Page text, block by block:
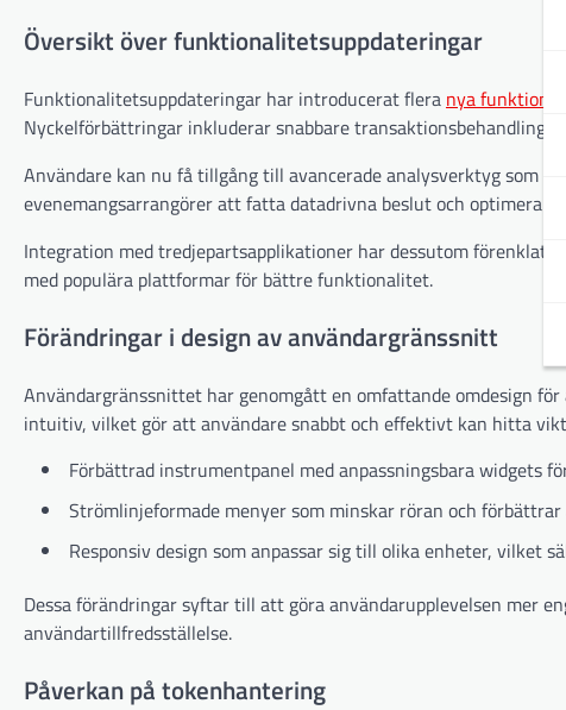
Översikt över funktionalitetsuppdateringar
Funktionalitetsuppdateringar har introducerat flera nya funktioner
Nyckelförbättringar inkluderar snabbare
Användare kan nu få tillgång till avancerade analysverktyg som
evenemangsarrangörer att fatta datadrivna beslut och optimera
Integration med tredjepartsapplikationer har dessutom
med populära plattformar för bättre funktionalitet.
Förändringar i design av användargränssnitt
Användargränssnittet har genomgått en omfattande omdesign
intuitiv, vilket gör att användare snabbt och effektivt kan hitta
Förbättrad instrumentpanel med anpassningsbara widgets
Strömlinjeformade menyer som minskar röran och
Responsiv design som anpassar sig till olika enheter, vilket
Dessa förändringar syftar till att göra användarupplevelsen mer
användartillfredsställelse.
Påverkan på tokenhantering